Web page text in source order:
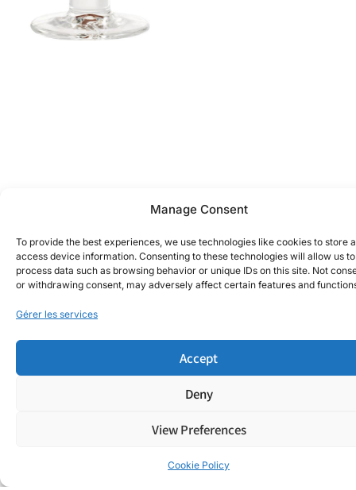
Manage Consent
To provide the best experiences, we use technologies like cookies to store
access device information. Consenting to these technologies will allow us to
process data such as browsing behavior or unique IDs on this site. Not
or withdrawing consent, may adversely affect certain features and
Gérer les services
Accept
Deny
View Preferences
Cookie Policy